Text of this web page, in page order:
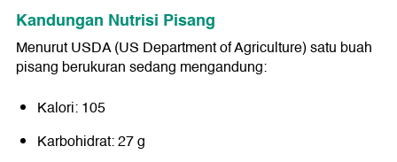
Kandungan Nutrisi Pisang
Menurut USDA (US Department of Agriculture) satu buah
pisang berukuran sedang mengandung:
Kalori: 105
Karbohidrat: 27 g